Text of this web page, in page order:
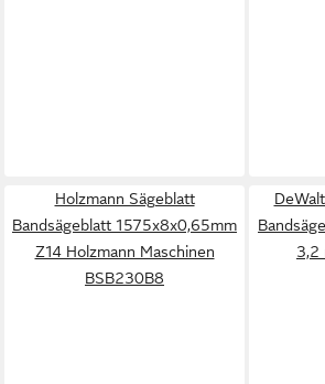
Holzmann Sägeblatt
Bandsägeblatt 1575x8x0,65mm
Z14 Holzmann Maschinen
BSB230B8
3,2